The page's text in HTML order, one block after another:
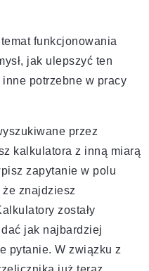
funkcjonowania
jak ulepszyć ten
potrzebne w pracy
przez
kalkulatora z inną miarą
zapytanie w polu
znajdziesz
zostały
jak najbardziej
pytanie. W związku z